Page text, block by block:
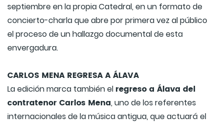
septiembre en la propia Catedral, en un formato de
concierto-charla que abre por primera vez al público
el proceso de un hallazgo documental de esta
envergadura.
CARLOS MENA REGRESA A ÁLAVA
La edición marca también el regreso a Álava del
contratenor Carlos Mena, uno de los referentes
internacionales de la música antigua, que actuará el